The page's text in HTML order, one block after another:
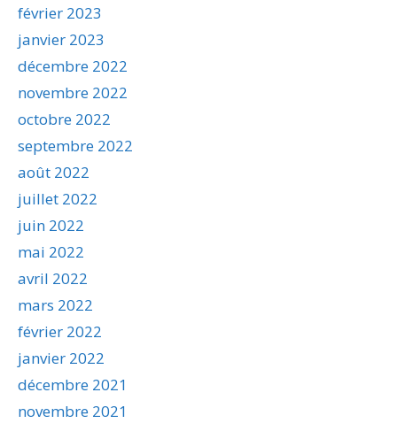
février 2023
janvier 2023
décembre 2022
novembre 2022
octobre 2022
septembre 2022
août 2022
juillet 2022
juin 2022
mai 2022
avril 2022
mars 2022
février 2022
janvier 2022
décembre 2021
novembre 2021